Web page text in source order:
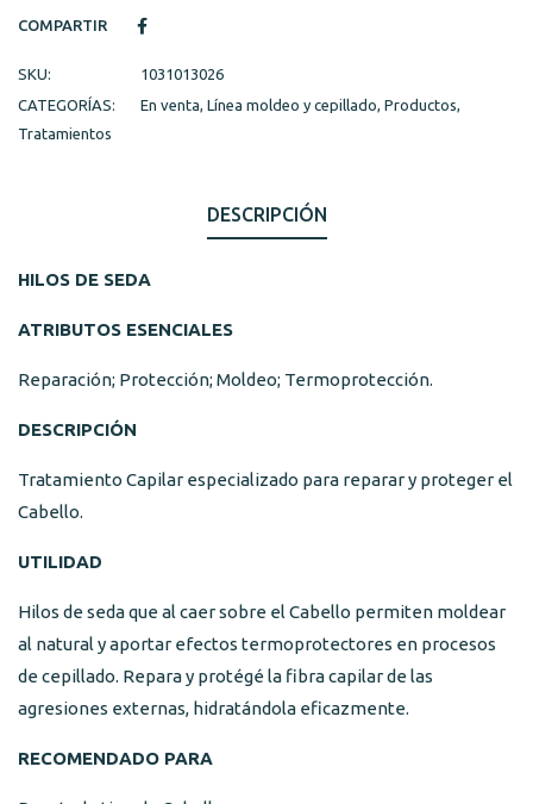
COMPARTIR
SKU:
1031013026
CATEGORÍAS:
En venta, Línea moldeo y cepillado, Productos,
Tratamientos
DESCRIPCIÓN
HILOS DE SEDA
ATRIBUTOS ESENCIALES
Reparación; Protección; Moldeo; Termoprotección.
DESCRIPCIÓN
Tratamiento Capilar especializado para reparar y proteger el
Cabello.
UTILIDAD
Hilos de seda que al caer sobre el Cabello permiten moldear
al natural y aportar efectos termoprotectores en procesos
de cepillado. Repara y protégé la fibra capilar de las
agresiones externas, hidratándola eficazmente.
RECOMENDADO PARA